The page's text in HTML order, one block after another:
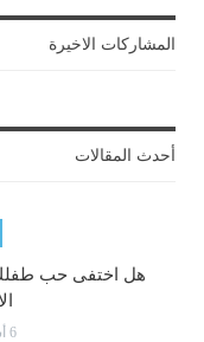
المشاركات الاخيرة
أحدث المقالات
هل اختفى حب
6 أشهر منذ